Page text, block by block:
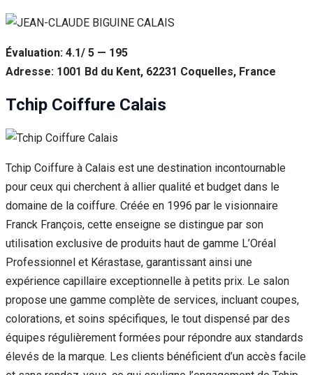
Évaluation: 4.1/ 5 — 195
Adresse: 1001 Bd du Kent, 62231 Coquelles, France
Tchip Coiffure Calais
Tchip Coiffure à Calais est une destination incontournable
pour ceux qui cherchent à allier qualité et budget dans le
domaine de la coiffure. Créée en 1996 par le visionnaire
Franck François, cette enseigne se distingue par son
utilisation exclusive de produits haut de gamme L’Oréal
Professionnel et Kérastase, garantissant ainsi une
expérience capillaire exceptionnelle à petits prix. Le salon
propose une gamme complète de services, incluant coupes,
colorations, et soins spécifiques, le tout dispensé par des
équipes régulièrement formées pour répondre aux standards
élevés de la marque. Les clients bénéficient d’un accès facile